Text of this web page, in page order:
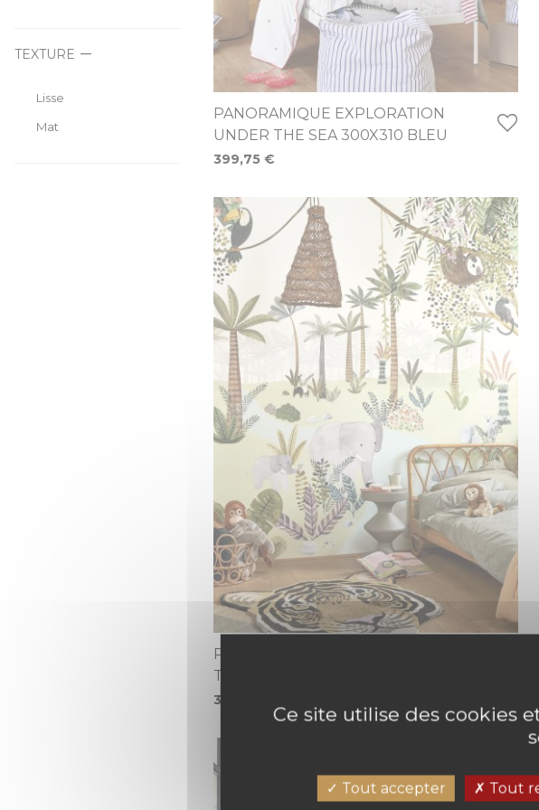
TEXTURE
Lisse
Mat
PANORAMIQUE EXPLORATION
UNDER THE SEA 300X310 BLEU
399,75 €
PANORAMIQUE IN THE HEART OF
THE JUNGLE 300X280 VERT
378,40 €
Ce site utilise des cookies
Tout accepter Tout